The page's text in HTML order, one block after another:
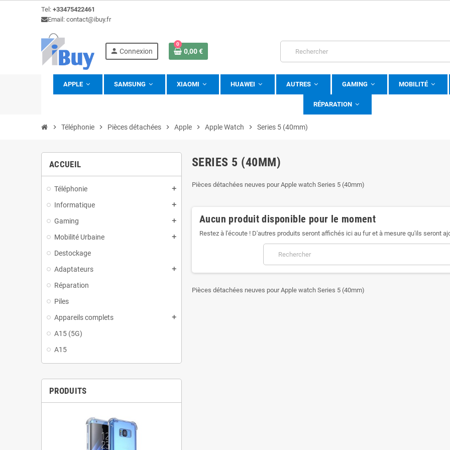
Tel: +33475422461
Email: contact@ibuy.fr
person Connexion
0
0,00 €
view_headline
APPLE SAMSUNG XIAOMI HUAWEI AUTRES GAMING MOBILITÉ
RÉPARATION
chevron_right Téléphonie chevron_right Pièces détachées chevron_right Apple chevron_right Apple Watch chevron_right Series 5 (40mm)
ACCUEIL
Téléphonie add
Informatique add
Gaming add
Mobilité Urbaine add
Destockage
Adaptateurs
add
Réparation
Piles
Appareils complets
add
A15 (5G)
A15
PRODUITS
SERIES 5 (40MM)
Pièces détachées neuves pour Apple watch Series 5 (40mm)
Aucun produit disponible pour le moment
Restez à l'écoute ! D'autres produits seront affichés ici au fur et à mesure qu'ils seront
Pièces détachées neuves pour Apple watch Series 5 (40mm)